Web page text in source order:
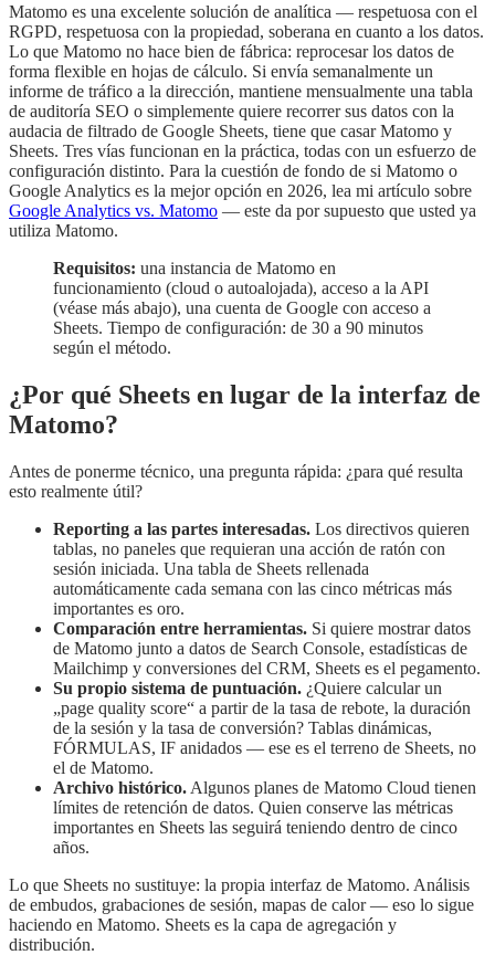
Matomo es una excelente solución de analítica — respetuosa con el
RGPD, respetuosa con la propiedad, soberana en cuanto a los datos.
Lo que Matomo no hace bien de fábrica: reprocesar los datos de
forma flexible en hojas de cálculo. Si envía semanalmente un
informe de tráfico a la dirección, mantiene mensualmente una tabla
de auditoría SEO o simplemente quiere recorrer sus datos con la
audacia de filtrado de Google Sheets, tiene que casar Matomo y
Sheets. Tres vías funcionan en la práctica, todas con un esfuerzo de
configuración distinto. Para la cuestión de fondo de si Matomo o
Google Analytics es la mejor opción en 2026, lea mi artículo sobre
Google Analytics vs. Matomo — este da por supuesto que usted ya
utiliza Matomo.
Requisitos: una instancia de Matomo en
funcionamiento (cloud o autoalojada), acceso a la API
(véase más abajo), una cuenta de Google con acceso a
Sheets. Tiempo de configuración: de 30 a 90 minutos
según el método.
¿Por qué Sheets en lugar de la interfaz de
Matomo?
Antes de ponerme técnico, una pregunta rápida: ¿para qué resulta
esto realmente útil?
Reporting a las partes interesadas. Los directivos quieren
tablas, no paneles que requieran una acción de ratón con
sesión iniciada. Una tabla de Sheets rellenada
automáticamente cada semana con las cinco métricas más
importantes es oro.
Comparación entre herramientas. Si quiere mostrar datos
de Matomo junto a datos de Search Console, estadísticas de
Mailchimp y conversiones del CRM, Sheets es el pegamento.
Su propio sistema de puntuación. ¿Quiere calcular un
„page quality score“ a partir de la tasa de rebote, la duración
de la sesión y la tasa de conversión? Tablas dinámicas,
FÓRMULAS, IF anidados — ese es el terreno de Sheets, no
el de Matomo.
Archivo histórico. Algunos planes de Matomo Cloud tienen
límites de retención de datos. Quien conserve las métricas
importantes en Sheets las seguirá teniendo dentro de cinco
años.
Lo que Sheets no sustituye: la propia interfaz de Matomo. Análisis
de embudos, grabaciones de sesión, mapas de calor — eso lo sigue
haciendo en Matomo. Sheets es la capa de agregación y
distribución.